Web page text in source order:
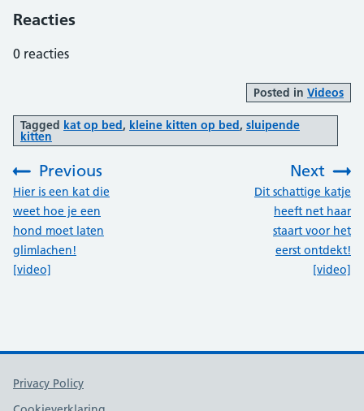
Reacties
0 reacties
Posted in Videos
Tagged kat op bed , kleine kitten op bed , sluipende
kitten
Previous
:Hier is een kat die
weet hoe je een
hond moet laten
glimlachen!
[video]
Next
Dit schattige katje
heeft net haar
staart voor het
eerst ontdekt!
[video]
Support links
Privacy Policy